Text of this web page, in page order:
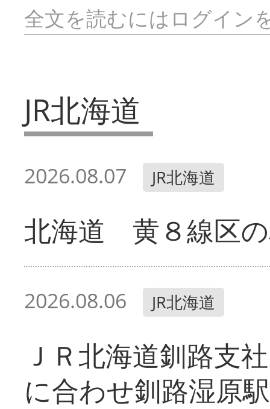
全文を読むにはログイン
JR北海道
2026.08.07 JR北海道
北海道 黄８線区
2026.08.06 JR北海道
ＪＲ北海道釧路支
に合わせ釧路湿原